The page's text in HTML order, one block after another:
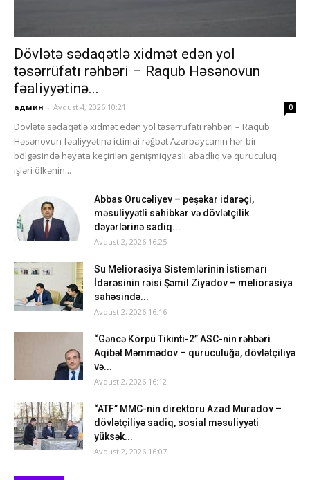
Dövlətə sədaqətlə xidmət edən yol
təsərrüfatı rəhbəri – Raqub Həsənovun
fəaliyyətinə...
админ - Avqust 4, 2026 10:21 0
Dövlətə sədaqətlə xidmət edən yol təsərrüfatı rəhbəri – Raqub
Həsənovun fəaliyyətinə ictimai rəğbət Azərbaycanın hər bir
bölgəsində həyata keçirilən genişmiqyaslı abadlıq və quruculuq
işləri ölkənin...
Abbas Orucəliyev – peşəkar idarəçi,
məsuliyyətli sahibkar və dövlətçilik
dəyərlərinə sadiq...
Avqust 2, 2026 16:25
Su Meliorasiya Sistemlərinin İstismarı
İdarəsinin rəisi Şəmil Ziyadov – meliorasiya
sahəsində...
Avqust 2, 2026 16:16
“Gəncə Körpü Tikinti-2” ASC-nin rəhbəri
Aqibət Məmmədov – quruculuğa, dövlətçiliyə
və...
Avqust 2, 2026 16:12
“ATF” MMC-nin direktoru Azad Muradov –
dövlətçiliyə sadiq, sosial məsuliyyəti
yüksək...
Avqust 2, 2026 16:07